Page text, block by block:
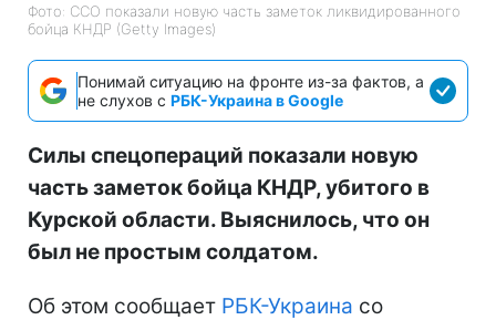
Фото: ССО показали новую часть заметок ликвидированного
бойца КНДР (Getty Images)
Понимай ситуацию на фронте из-за фактов, а
не слухов с РБК-Украина в Google
Силы спецопераций показали новую
часть заметок бойца КНДР, убитого в
Курской области. Выяснилось, что он
был не простым солдатом.
Об этом сообщает РБК-Украина со